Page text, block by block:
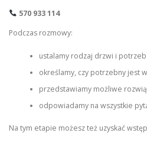
570 933 114
Podczas rozmowy:
ustalamy rodzaj drzwi i
określamy, czy potrzebny jest
przedstawiamy możliwe
odpowiadamy na wszystkie
Na tym etapie możesz też uzyskać